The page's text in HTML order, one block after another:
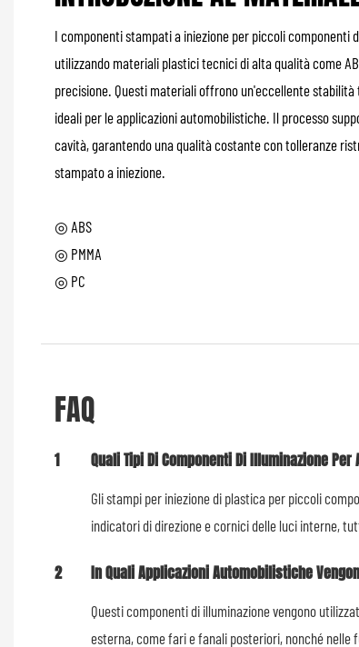
I componenti stampati a iniezione per piccoli componenti
utilizzando materiali plastici tecnici di alta qualità come
precisione. Questi materiali offrono un'eccellente
ideali per le applicazioni automobilistiche. Il processo
cavità, garantendo una qualità costante con tolleranze
stampato a iniezione.
◎ ABS
◎ PMMA
◎ PC
FAQ
1 Quali Tipi Di Componenti Di Illuminazione
Gli stampi per iniezione di plastica per piccoli
indicatori di direzione e cornici delle luci interne,
2 In Quali Applicazioni Automobilistiche
Questi componenti di illuminazione vengono
esterna, come fari e fanali posteriori, nonché nelle